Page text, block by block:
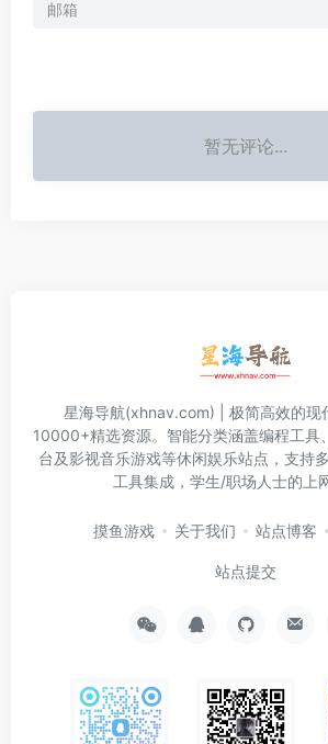
暂无评论...
星海导航(xhnav.com) | 极简高效的现
10000+精选资源。智能分类涵盖编程工具
台及影视音乐游戏等休闲娱乐站点，支持
工具集成，学生/职场人士的上
摸鱼游戏 关于我们 站点博客
站点提交